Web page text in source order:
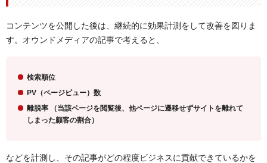
コンテンツを公開した後は、継続的に効果計測をして改善を図りま
す。オウンドメディアの記事で考えると、
検索順位
PV（ページビュー）数
離脱率 （当該ページを閲覧後、他ページに遷移せずサイトを離れて
しまった顧客の割合）
などを計測し、その記事がどの程度ビジネスに貢献できているかを